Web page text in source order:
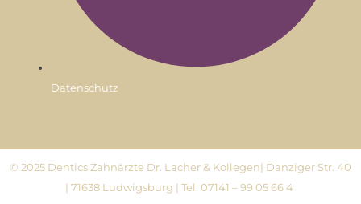
Datenschutz
© 2025 Dentics Zahnärzte Dr. Lacher & Kollegen| Danziger Str. 40
| 71638 Ludwigsburg | Tel: 07141 – 99 05 66 4